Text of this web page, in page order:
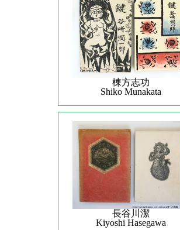
棟方志功
Shiko Munakata
長谷川潔
Kiyoshi Hasegawa